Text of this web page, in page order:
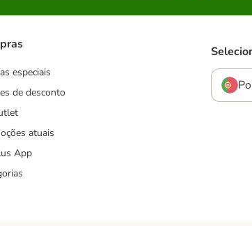
especiais
de desconto
atuais
App